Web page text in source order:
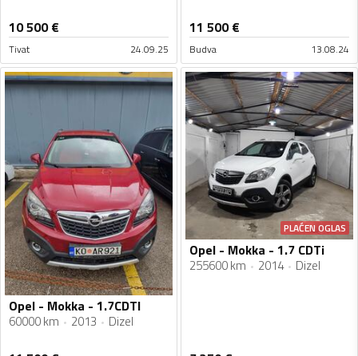
10 500€
Tivat 24.09.25
11 500€
Budva 13.08.24
Opel - Mokka - 1.7CDTI
60000 km 2013 Dizel
PLAĆEN OGLAS
Opel - Mokka - 1.7 CDTi
255600 km 2014 Dizel